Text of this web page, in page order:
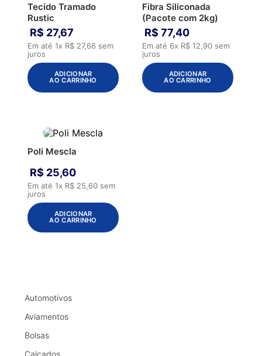
Tecido Tramado
Rustic
R$ 27,67
Em até1x R$ 27,66 sem
juros
ADICIONAR
AO CARRINHO
Fibra Siliconada
(Pacote com 2kg)
R$ 77,40
Em até 6x R$ 12,90 sem
juros
ADICIONAR
AO CARRINHO
Poli Mescla
R$ 25,60
Em até1x R$ 25,60 sem
juros
ADICIONAR
AO CARRINHO
Automotivos
Aviamentos
Bolsas
Calçados